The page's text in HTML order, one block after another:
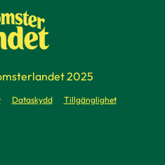
2025
Dataskydd Tillgänglighet